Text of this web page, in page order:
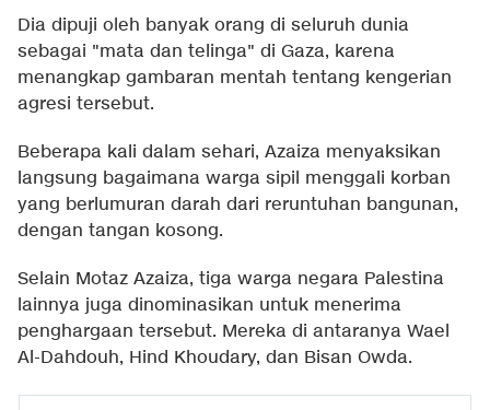
Dia dipuji oleh banyak orang di seluruh dunia
sebagai "mata dan telinga" di Gaza, karena
menangkap gambaran mentah tentang kengerian
agresi tersebut.
Beberapa kali dalam sehari, Azaiza menyaksikan
langsung bagaimana warga sipil menggali korban
yang berlumuran darah dari reruntuhan bangunan,
dengan tangan kosong.
Selain Motaz Azaiza, tiga warga negara Palestina
lainnya juga dinominasikan untuk menerima
penghargaan tersebut. Mereka di antaranya Wael
Al-Dahdouh, Hind Khoudary, dan Bisan Owda.